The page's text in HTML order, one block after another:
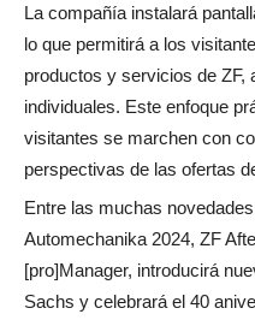
La compañía instalará
lo que permitirá a los
productos y servicios de ZF,
individuales. Este enfoque
visitantes se marchen con
perspectivas de las ofertas
Entre las muchas
Automechanika 2024, ZF
[pro]Manager, introducirá
Sachs y celebrará el 40